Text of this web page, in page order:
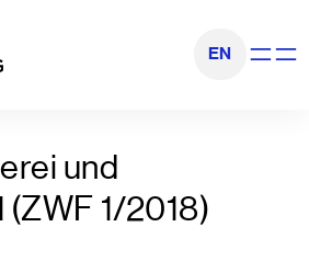
EN
und
1/2018)